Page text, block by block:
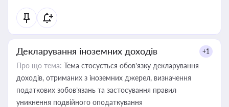
Декларування іноземних доходів +1
Про що тема: Тема стосується обов’язку декларування
доходів, отриманих з іноземних джерел, визначення
податкових зобов’язань та застосування правил
уникнення подвійного оподаткування